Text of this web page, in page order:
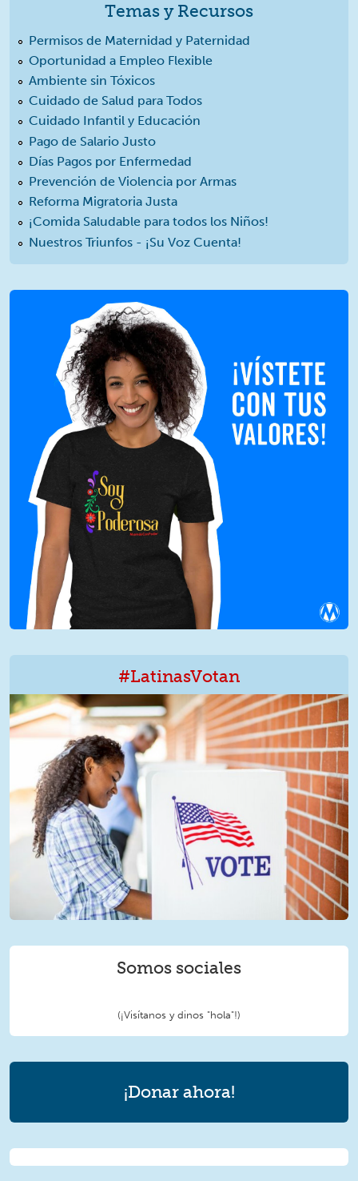
Temas y Recursos
Permisos de Maternidad y Paternidad
Oportunidad a Empleo Flexible
Ambiente sin Tóxicos
Cuidado de Salud para Todos
Cuidado Infantil y Educación
Pago de Salario Justo
Días Pagos por Enfermedad
Prevención de Violencia por Armas
Reforma Migratoria Justa
¡Comida Saludable para todos los Niños!
Nuestros Triunfos - ¡Su Voz Cuenta!
#LatinasVotan
LatinxVotan.png
Somos sociales
(¡Visítanos y dinos "hola"!)
¡Donar ahora!